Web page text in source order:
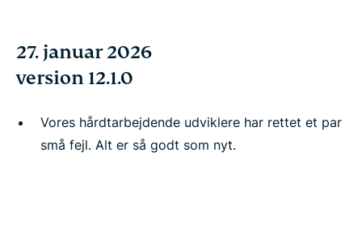
27. januar 2026
version 12.1.0
Vores hårdtarbejdende udviklere har rettet et par
små fejl. Alt er så godt som nyt.